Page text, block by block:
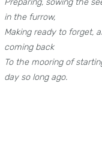
Preparing, sowing the
in the furrow,
Making ready to forget,
coming back
To the mooring of
day so long ago.